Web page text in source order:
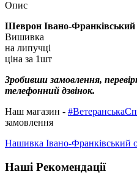
Опис
Шеврон Івано-Франківський
Вишивка
на липучці
ціна за 1шт
Зробивши замовлення,
телефонний дзвінок.
Наш магазин -
замовлення
Нашивка Івано-
Наші Рекомендації